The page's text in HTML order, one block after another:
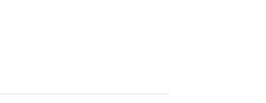
om bevriezing te